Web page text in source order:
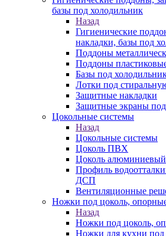
базы под холодильник
Назад
Гигиенические
накладки, базы под
Поддоны
Поддоны
Базы под
Лотки под
Защитные накладки
Защитные экраны
Цокольные системы
Назад
Цокольные системы
Цоколь ПВХ
Цоколь алюминиевый
Профиль
ДСП
Вентиляционные
Ножки под цоколь,
Назад
Ножки под цоколь,
Ножки для кухни под